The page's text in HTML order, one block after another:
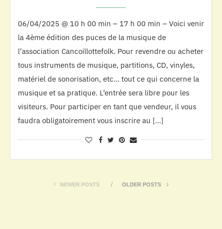
06/04/2025 @ 10 h 00 min – 17 h 00 min – Voici venir
la 4ème édition des puces de la musique de
l’association Cancoillottefolk. Pour revendre ou acheter
tous instruments de musique, partitions, CD, vinyles,
matériel de sonorisation, etc… tout ce qui concerne la
musique et sa pratique. L’entrée sera libre pour les
visiteurs. Pour participer en tant que vendeur, il vous
faudra obligatoirement vous inscrire au […]
NEWER POSTS OLDER POSTS